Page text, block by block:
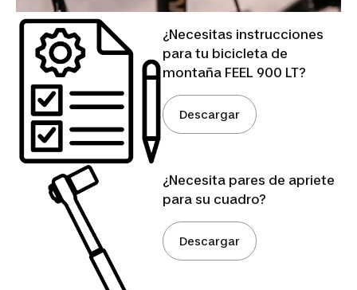
¿Necesitas instrucciones
para tu bicicleta de
montaña FEEL 900 LT?
Descargar
¿Necesita pares de apriete
para su cuadro?
Descargar